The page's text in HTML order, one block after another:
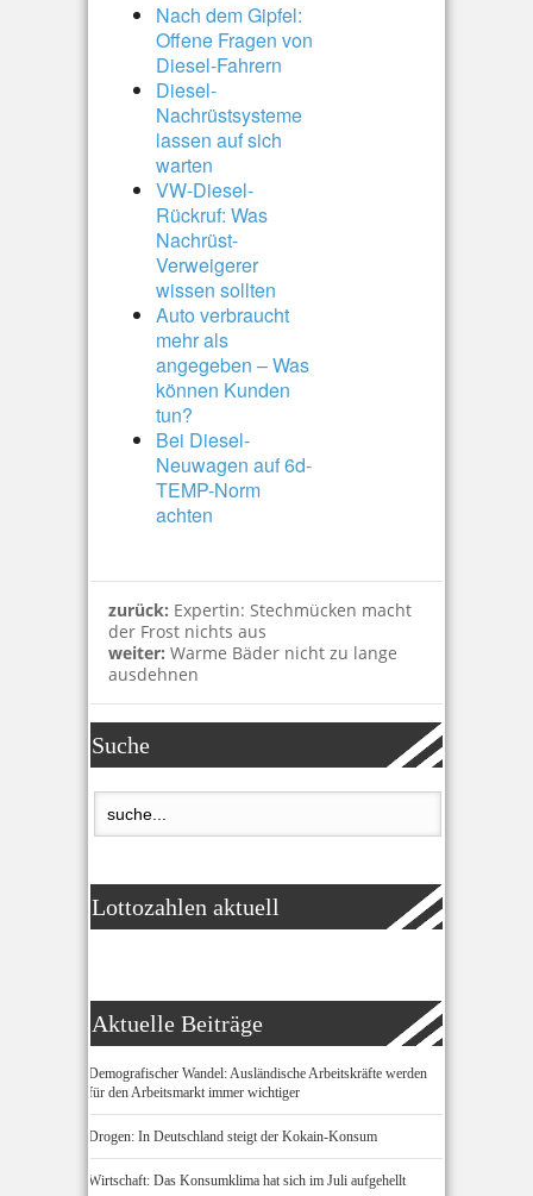
Nach dem Gipfel:
Offene Fragen von
Diesel-Fahrern
Diesel-
Nachrüstsysteme
lassen auf sich
warten
VW-Diesel-
Rückruf: Was
Nachrüst-
Verweigerer
wissen sollten
Auto verbraucht
mehr als
angegeben – Was
können Kunden
tun?
Bei Diesel-
Neuwagen auf 6d-
TEMP-Norm
achten
zurück: Expertin: Stechmücken macht
der Frost nichts aus
weiter: Warme Bäder nicht zu lange
ausdehnen
Suche
Lottozahlen aktuell
Aktuelle Beiträge
Demografischer Wandel: Ausländische Arbeitskräfte werden
für den Arbeitsmarkt immer wichtiger
Drogen: In Deutschland steigt der Kokain-Konsum
Wirtschaft: Das Konsumklima hat sich im Juli aufgehellt